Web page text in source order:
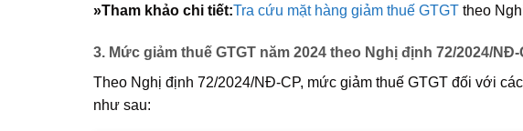
»Tham khảo chi tiết:Tra cứu mặt hàng giảm thuế GTGT theo
3. Mức giảm thuế GTGT năm 2024 theo Nghị định 72/2024/NĐ-
Theo Nghị định 72/2024/NĐ-CP, mức giảm thuế GTGT đối với
như sau: